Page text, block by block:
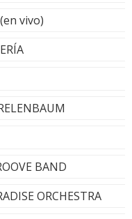
vivo)
BAND
ORCHESTRA